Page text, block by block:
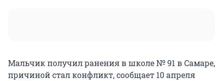
Мальчик получил ранения в школе № 91 в Самаре,
причиной стал конфликт, сообщает 10 апреля